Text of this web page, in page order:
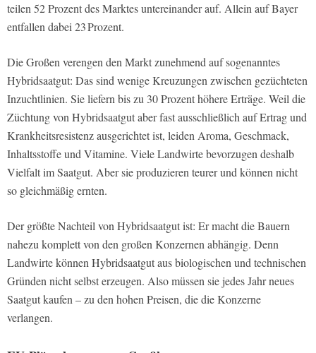
teilen 52 Prozent des Marktes untereinander auf. Allein auf Bayer
entfallen dabei 23 Prozent.
Die Großen verengen den Markt zunehmend auf sogenanntes
Hybridsaatgut: Das sind wenige Kreuzungen zwischen gezüchteten
Inzuchtlinien. Sie liefern bis zu 30 Prozent höhere Erträge. Weil die
Züchtung von Hybridsaatgut aber fast ausschließlich auf Ertrag und
Krankheitsresistenz ausgerichtet ist, leiden Aroma, Geschmack,
Inhaltsstoffe und Vitamine. Viele Landwirte bevorzugen deshalb
Vielfalt im Saatgut. Aber sie produzieren teurer und können nicht
so gleichmäßig ernten.
Der größte Nachteil von Hybridsaatgut ist: Er macht die Bauern
nahezu komplett von den großen Konzernen abhängig. Denn
Landwirte können Hybridsaatgut aus biologischen und technischen
Gründen nicht selbst erzeugen. Also müssen sie jedes Jahr neues
Saatgut kaufen – zu den hohen Preisen, die die Konzerne
verlangen.